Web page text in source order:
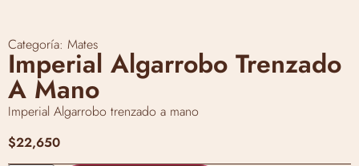
Categoría: Mates
Imperial Algarrobo Trenzado
A Mano
Imperial Algarrobo trenzado a mano
$22,650